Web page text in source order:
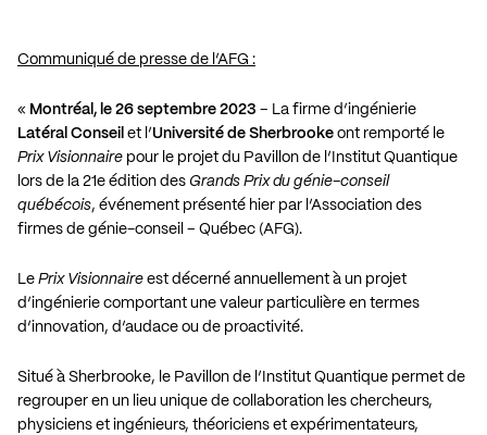
Communiqué de presse de l’AFG :
« Montréal, le 26 septembre 2023 – La firme d’ingénierie
Latéral Conseil et l’Université de Sherbrooke ont remporté le
Prix Visionnaire pour le projet du Pavillon de l’Institut Quantique
lors de la 21e édition des Grands Prix du génie-conseil
québécois, événement présenté hier par l’Association des
firmes de génie-conseil – Québec (AFG).
Le Prix Visionnaire est décerné annuellement à un projet
d’ingénierie comportant une valeur particulière en termes
d’innovation, d’audace ou de proactivité.
Situé à Sherbrooke, le Pavillon de l’Institut Quantique permet de
regrouper en un lieu unique de collaboration les chercheurs,
physiciens et ingénieurs, théoriciens et expérimentateurs,